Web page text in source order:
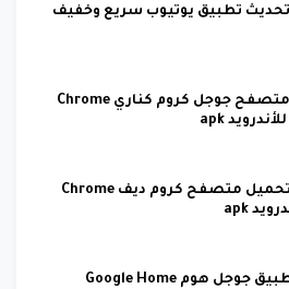
تطبيق يوتيوب سريع وخفيف
تحميل متصفح جوجل كروم كناري Chrome
تنزيل وتحميل متصفح كروم ديف Chrome
تنزيل تطبيق جوجل هوم Google Home